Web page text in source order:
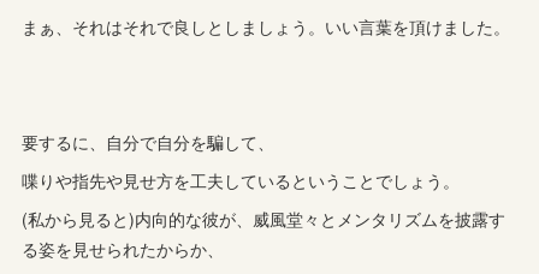
まぁ、それはそれで良しとしましょう。いい言葉を頂けました。
要するに、自分で自分を騙して、
喋りや指先や見せ方を工夫しているということでしょう。
(私から見ると)内向的な彼が、威風堂々とメンタリズムを披露す
る姿を見せられたからか、